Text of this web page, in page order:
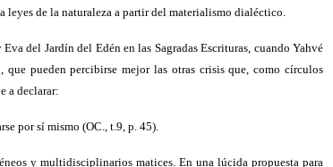
leyes de la naturaleza a partir del materialismo dialéctico.
del Jardín del Edén en las Sagradas Escrituras, cuando Yahvé
pueden percibirse mejor las otras crisis que, como círculos
a declarar:
por sí mismo (OC., t.9, p. 45).
y multidisciplinarios matices. En una lúcida propuesta para